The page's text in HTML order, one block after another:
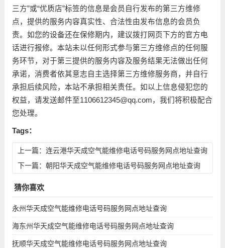
三方”或“优质店”标签的信息是会员自行发布的第三方维修
点，提供的服务内容真实性、合法性由发布信息的会员负
责。如您的设备还在保修期内，建议拨打网页下方的官方电
话进行报修。本站未以任何形式参与第三方维修点的任何服
务环节，对于第三提供的服务内容及服务结果无法做出任何
承诺，消费者依其意志自主选择第三方维修服务商，并自行
承担后续风险，本站不承担相关责任。如以上信息侵犯您的
权益，请发送邮件至1106612345@qq.com，我们将积极配合
您处理。
Tags：
上一篇： 连云港华天成空气能维修电话号码服务网点地址查询
下一篇： 朝阳华天成空气能维修电话号码服务网点地址查询
猜你喜欢
永州华天成空气能维修电话号码服务网点地址查询
海东州华天成空气能维修电话号码服务网点地址查询
抚顺华天成空气能维修电话号码服务网点地址查询